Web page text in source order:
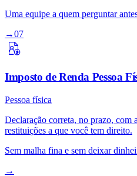
Uma equipe a quem perguntar
→07
Imposto de Renda Pessoa
Pessoa física
Declaração correta, no prazo, com
restituições a que você tem direito.
Sem malha fina e sem deixar
→